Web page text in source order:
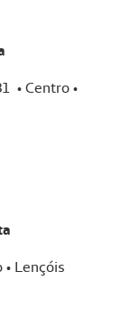
• Centro •
Lençóis